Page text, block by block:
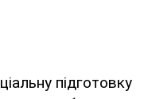
підготовку